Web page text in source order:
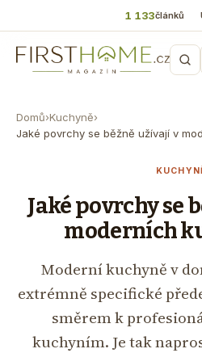
1 133článků
Domů›Kuchyně›
Jaké povrchy se běžně užívají v
Jaké povrchy se
moderních
Moderní kuchyně v
extrémně specifické
směrem k
kuchyním. Je tak